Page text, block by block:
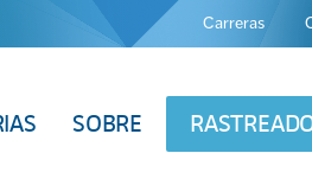
Carreras
SOBRE